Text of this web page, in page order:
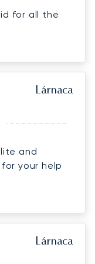
for all the
Lárnaca
and
your help
Lárnaca